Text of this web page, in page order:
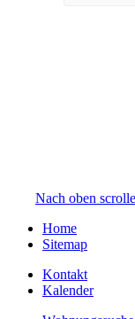
Nach oben
Home
Sitemap
Kontakt
Kalender